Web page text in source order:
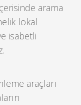
arama
lokal
isabetli
araçları